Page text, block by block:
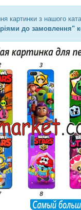
картинки з нашого
до замовлення"